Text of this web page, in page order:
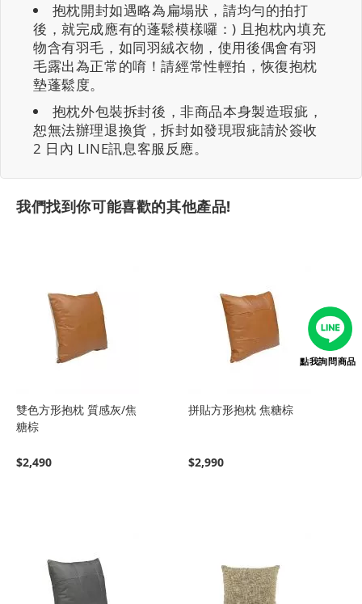
抱枕開封如遇略為扁塌狀，請均勻的拍打
後，就完成應有的蓬鬆模樣囉：) 且抱枕內填充
物含有羽毛，如同羽絨衣物，使用後偶會有羽
毛露出為正常的唷！請經常性輕拍，恢復抱枕
墊蓬鬆度。
抱枕外包裝拆封後，非商品本身製造瑕疵，
恕無法辦理退換貨，拆封如發現瑕疵請於簽收
2 日內 LINE訊息客服反應。
我們找到你可能喜歡的其他產品!
雙色方形抱枕 質感灰/焦
糖棕
$2,490
拼貼方形抱枕 焦糖棕
$2,990
點我詢問商品